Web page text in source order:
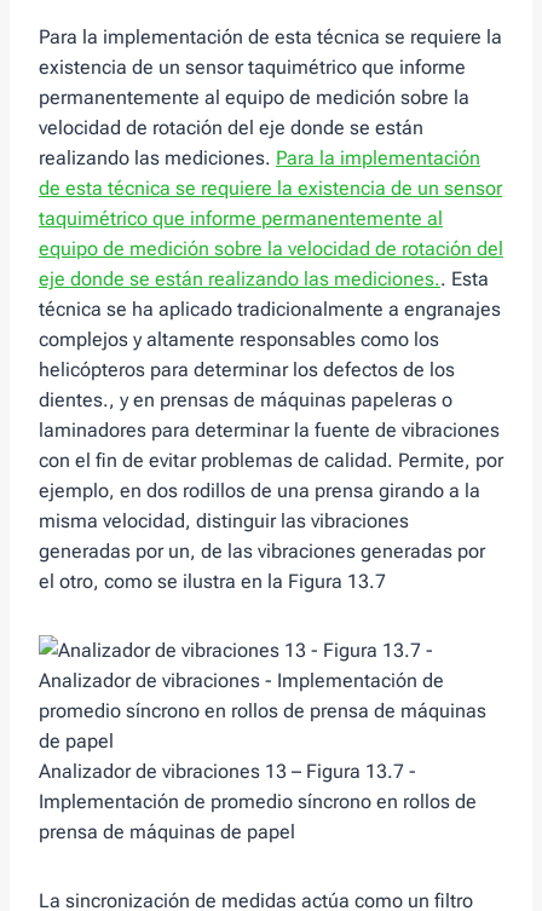
Para la implementación de esta técnica se requiere la
existencia de un sensor taquimétrico que informe
permanentemente al equipo de medición sobre la
velocidad de rotación del eje donde se están
realizando las mediciones. Para la implementación
de esta técnica se requiere la existencia de un sensor
taquimétrico que informe permanentemente al
equipo de medición sobre la velocidad de rotación del
eje donde se están realizando las mediciones.. Esta
técnica se ha aplicado tradicionalmente a engranajes
complejos y altamente responsables como los
helicópteros para determinar los defectos de los
dientes., y en prensas de máquinas papeleras o
laminadores para determinar la fuente de vibraciones
con el fin de evitar problemas de calidad. Permite, por
ejemplo, en dos rodillos de una prensa girando a la
misma velocidad, distinguir las vibraciones
generadas por un, de las vibraciones generadas por
el otro, como se ilustra en la Figura 13.7
Analizador de vibraciones 13 – Figura 13.7 -
Implementación de promedio síncrono en rollos de
prensa de máquinas de papel
La sincronización de medidas actúa como un filtro